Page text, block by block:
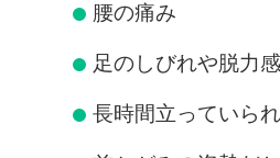
腰の痛み
足のしびれや脱力感
長時間立っていら